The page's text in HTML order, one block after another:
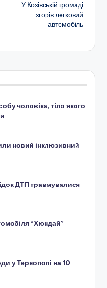
У Козівській громаді
згорів легковий
автомобіль
чоловіка, тіло якого
новий інклюзивний
ДТП травмувалися
“Хюндай”
у Тернополі на 10